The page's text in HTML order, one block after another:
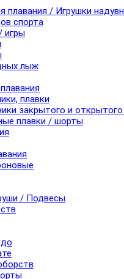
плавания / Игрушки
спорта
игры
лыж
плавки
закрытого и
плавки / шорты
/ Подвесы